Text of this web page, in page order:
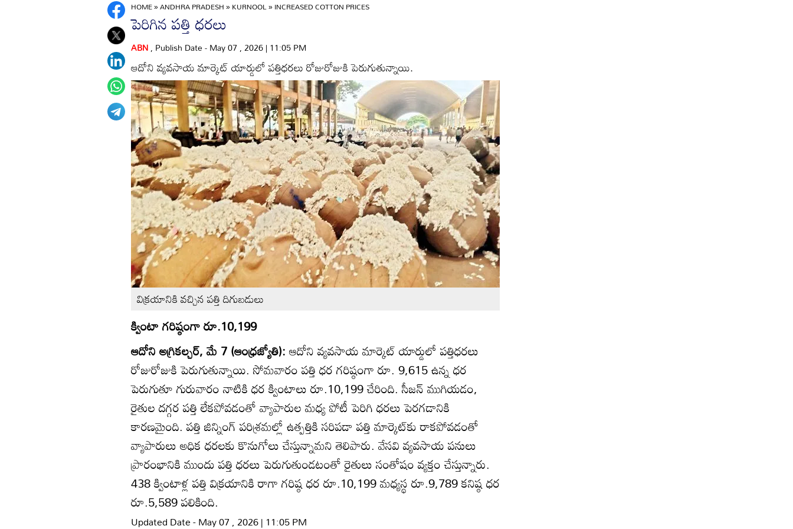
HOME»ANDHRA PRADESH»KURNOOL»INCREASED COTTON PRICES
పెరిగిన పత్తి ధరలు
ABN, Publish Date - May 07 , 2026 | 11:05 PM
ఆదోని వ్యవసాయ మార్కెట్‌ యార్డులో పత్తిధరలు రోజురోజుకి పెరుగుతున్నాయి.
విక్రయానికి వచ్చిన పత్తి దిగుబడులు
క్వింటా గరిష్ఠంగా రూ.10,199
ఆదోని అగ్రికల్చర్‌, మే 7 (ఆంధ్రజ్యోతి):ఆదోని వ్యవసాయ మార్కెట్‌ యార్డులో పత్తిధరలు
రోజురోజుకి పెరుగుతున్నాయి. సోమవారం పత్తి ధర గరిష్ఠంగా రూ. 9,615 ఉన్న ధర
పెరుగుతూ గురువారం నాటికి ధర క్వింటాలు రూ.10,199 చేరింది. సీజన్‌ ముగియడం,
రైతుల దగ్గర పత్తి లేకపోవడంతో వ్యాపారుల మధ్య పోటీ పెరిగి ధరలు పెరగడానికి
కారణమైంది. పత్తి జిన్నింగ్‌ పరిశ్రమల్లో ఉత్పత్తికి సరిపడా పత్తి మార్కెట్‌కు రాకపోవడంతో
వ్యాపారులు అధిక ధరలకు కొనుగోలు చేస్తున్నామని తెలిపారు. వేసవి వ్యవసాయ పనులు
ప్రారంభానికి ముందు పత్తి ధరలు పెరుగుతుండటంతో రైతులు సంతోషం వ్యక్తం చేస్తున్నారు.
438 క్వింటాళ్ల పత్తి విక్రయానికి రాగా గరిష్ఠ ధర రూ.10,199 మధ్యస్థ రూ.9,789 కనిష్ఠ ధర
రూ.5,589 పలికింది.
Updated Date - May 07 , 2026 | 11:05 PM